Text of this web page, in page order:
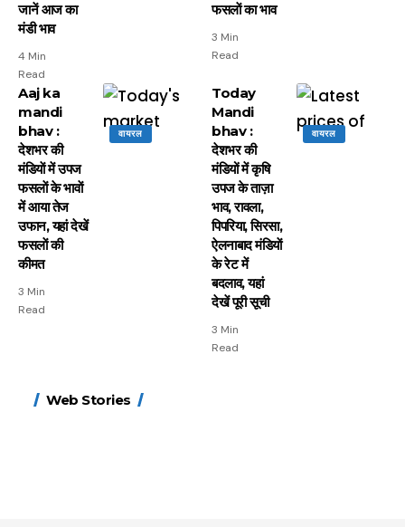
जानें आज का
मंडी भाव
4 Min
Read
फसलाें का भाव
3 Min
Read
वायरल
Aaj ka
mandi
bhav :
देशभर की
मंडियाें में उपज
फसलाें के भावाें
में आया तेज
उफान, यहां देखें
फसलाें की
कीमत
3 Min
Read
वायरल
Today
Mandi
bhav :
देशभर की
मंडियों में कृषि
उपज के ताज़ा
भाव, रावला,
पिपरिया, सिरसा,
ऐलनाबाद मंडियाें
के रेट में
बदलाव, यहां
देखें पूरी सूची
3 Min
Read
Web Stories
15 नवंबर से लागू होंगे
FASTag के ये नए नियम,
मोटापे को कम करने के लिए